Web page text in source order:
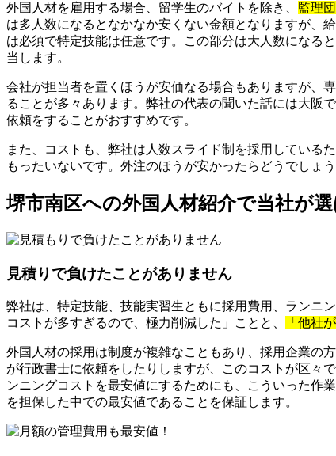
外国人材を雇用する場合、留学生のバイトを除き、 監理
は多人数になるとなかなか安くない金額となりますが、
は必須で特定技能は任意です。この部分は大人数になる
当します。
会社が担当者を置くほうが安価なる場合もありますが、
ることが多々あります。弊社の代表の聞いた話には大阪
依頼をすることがおすすめです。
また、コストも、弊社は人数スライド制を採用している
もったいないです。外注のほうが安かったらどうでしょ
堺市南区への外国人材紹介で当社が
見積りで負けたことがありません
弊社は、特定技能、技能実習生ともに採用費用、ランニ
コストが多すぎるので、極力削減した」ことと、
「他社
外国人材の採用は制度が複雑なこともあり、採用企業の
が行政書士に依頼をしたりしますが、このコストが区々
ンニングコストを最安値にするためにも、こういった作
を担保した中での最安値であることを保証します。